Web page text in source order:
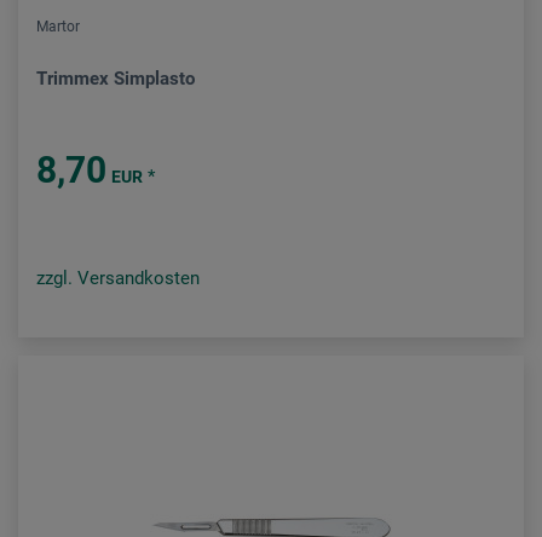
Martor
Trimmex Simplasto
8,70 EUR *
zzgl. Versandkosten